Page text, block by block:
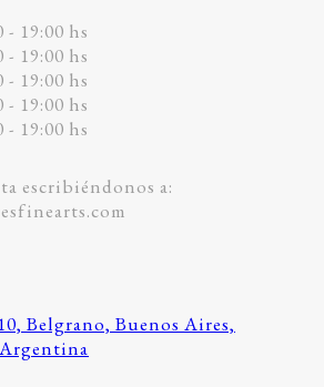
- 19:00 hs
- 19:00 hs
- 19:00 hs
- 19:00 hs
- 19:00 hs
escribiéndonos a:
Belgrano, Buenos Aires,